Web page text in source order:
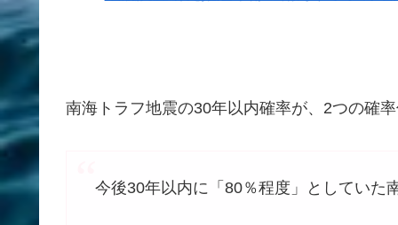
南海トラフ地震の30年以内確率が、2つの確
今後30年以内に「80％程度」としていた